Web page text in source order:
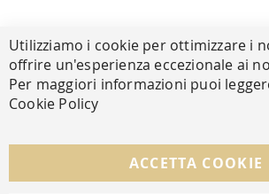
Facebook Instagram
Utilizziamo i cookie per ottimizzare i
offrire un'esperienza eccezionale ai
Per maggiori informazioni puoi
Cookie Policy
ACCETTA COOKIE